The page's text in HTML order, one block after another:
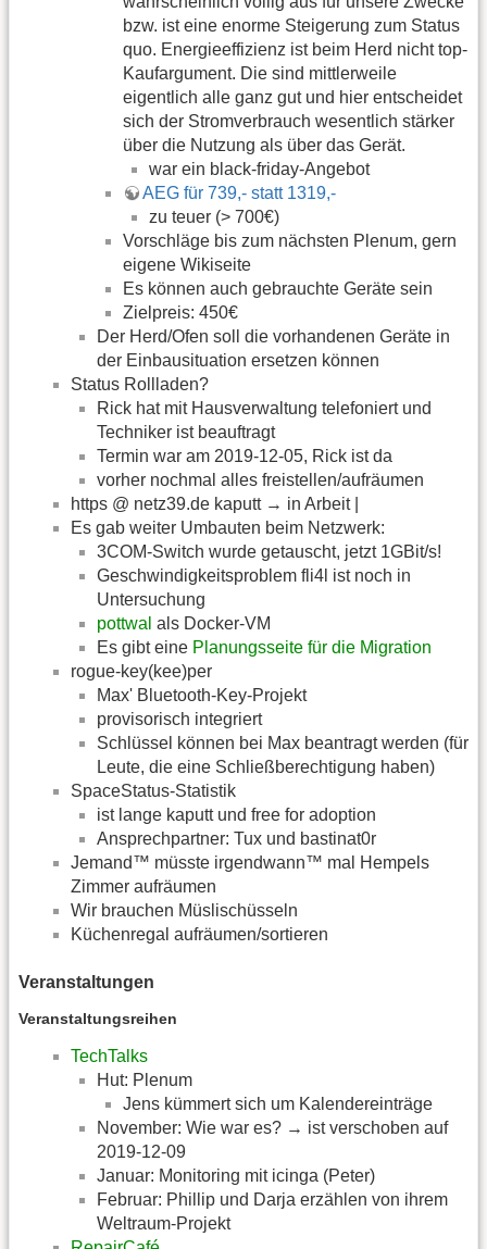
bzw. ist eine enorme Steigerung zum Status
quo. Energieeffizienz ist beim Herd nicht top-
Kaufargument. Die sind mittlerweile
eigentlich alle ganz gut und hier entscheidet
sich der Stromverbrauch wesentlich stärker
über die Nutzung als über das Gerät.
war ein black-friday-Angebot
AEG für 739,- statt 1319,-
zu teuer (> 700€)
Vorschläge bis zum nächsten Plenum, gern
eigene Wikiseite
Es können auch gebrauchte Geräte sein
Zielpreis: 450€
Der Herd/Ofen soll die vorhandenen Geräte in
der Einbausituation ersetzen können
Status Rollladen?
Rick hat mit Hausverwaltung telefoniert und
Techniker ist beauftragt
Termin war am 2019-12-05, Rick ist da
vorher nochmal alles freistellen/aufräumen
https @ netz39.de kaputt → in Arbeit |
Es gab weiter Umbauten beim Netzwerk:
3COM-Switch wurde getauscht, jetzt 1GBit/s!
Geschwindigkeitsproblem fli4l ist noch in
Untersuchung
pottwal als Docker-VM
Es gibt eine Planungsseite für die Migration
rogue-key(kee)per
Max' Bluetooth-Key-Projekt
provisorisch integriert
Schlüssel können bei Max beantragt werden (für
Leute, die eine Schließberechtigung haben)
SpaceStatus-Statistik
ist lange kaputt und free for adoption
Ansprechpartner: Tux und bastinat0r
Jemand™ müsste irgendwann™ mal Hempels
Zimmer aufräumen
Wir brauchen Müslischüsseln
Küchenregal aufräumen/sortieren
Veranstaltungen
Veranstaltungsreihen
TechTalks
Hut: Plenum
Jens kümmert sich um Kalendereinträge
November: Wie war es? → ist verschoben auf
2019-12-09
Januar: Monitoring mit icinga (Peter)
Februar: Phillip und Darja erzählen von ihrem
Weltraum-Projekt